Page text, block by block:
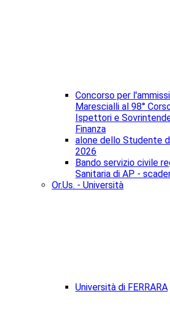
Concorso per
Marescialli al 98°
Ispettori e
Finanza
alone dello Studente
2026
Bando servizio civile
Sanitaria di AP -
Or.Us. - Università
Università di FERRARA